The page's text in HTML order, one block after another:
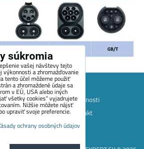
podmienky
Platobné možnosti
+420 722 689 252
Kontakt
súkromia
vašej návštevy tejto
výkonnosti a zhromažďovanie
tento účel môžeme použiť
a zhromaždené údaje sa
v EÚ, USA alebo iných
všetky cookies“ vyjadrujete
Nižšie môžete nájsť
upraviť svoje preferencie.
ochrany osobných údajov